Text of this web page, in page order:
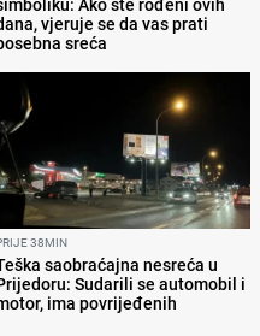
vjeruje se da vas prati
sreća
38MIN
saobraćajna nesreća u
Sudarili se automobil i
ima povrijeđenih